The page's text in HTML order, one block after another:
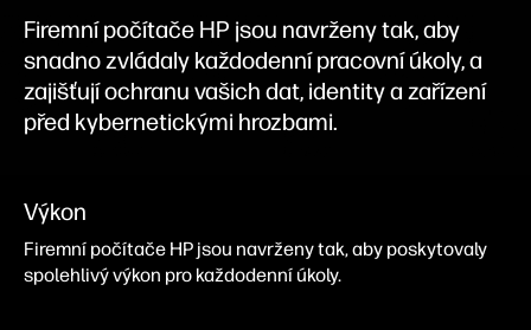
Firemní počítače HP jsou navrženy tak, aby
snadno zvládaly každodenní pracovní úkoly, a
zajišťují ochranu vašich dat, identity a zařízení
před kybernetickými hrozbami.
Výkon
Firemní počítače HP jsou navrženy tak, aby poskytovaly
spolehlivý výkon pro každodenní úkoly.